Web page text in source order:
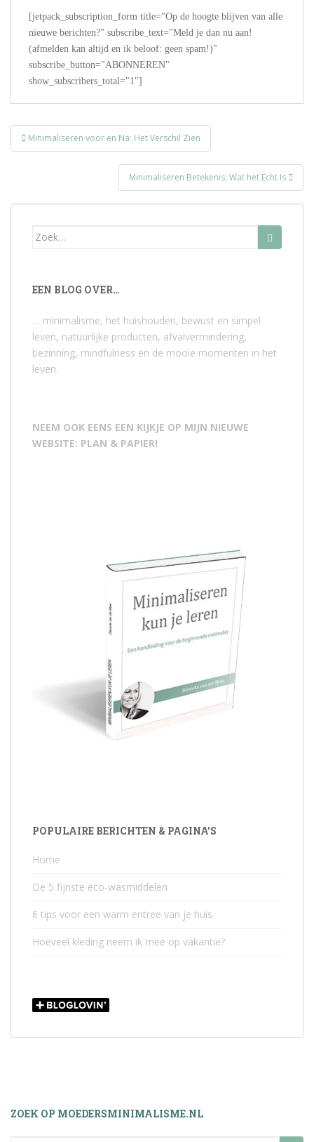
[jetpack_subscription_form title="Op de hoogte blijven van alle
nieuwe berichten?" subscribe_text="Meld je dan nu aan!
(afmelden kan altijd en ik beloof: geen spam!)"
subscribe_button="ABONNEREN"
show_subscribers_total="1"]
Bericht
navigatie
Minimaliseren voor en Na: Het Verschil Zien
Minimaliseren Betekenis: Wat het Echt Is
Zoek
EEN BLOG OVER…
… minimalisme, het huishouden, bewust en simpel
leven, natuurlijke producten, afvalvermindering,
bezinning, mindfulness en de mooie momenten in het
leven.
NEEM OOK EENS EEN KIJKJE OP MIJN NIEUWE
WEBSITE: PLAN & PAPIER!
POPULAIRE BERICHTEN & PAGINA’S
Home
De 5 fijnste eco-wasmiddelen
6 tips voor een warm entree van je huis
Hoeveel kleding neem ik mee op vakantie?
ZOEK OP MOEDERSMINIMALISME.NL